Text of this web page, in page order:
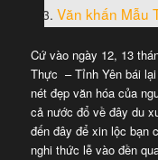
Văn khấn Mẫu
Cứ vào ngày 12, 13
Thực – Tỉnh Yên bái
nét đẹp văn hóa của
cả nước đổ về đây du
đến đây để xin lộc bạn
nghi thức lễ vào đền